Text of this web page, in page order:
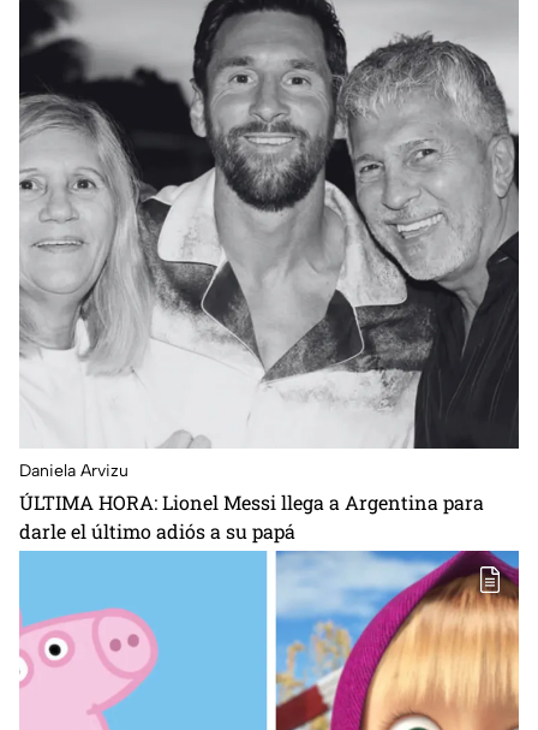
Daniela Arvizu
ÚLTIMA HORA: Lionel Messi llega a Argentina para
darle el último adiós a su papá